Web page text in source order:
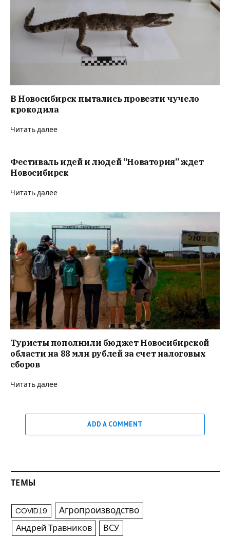
В Новосибирск пытались провезти чучело
крокодила
Читать далее
Фестиваль идей и людей “Новатория” ждет
Новосибирск
Читать далее
Туристы пополнили бюджет Новосибирской
области на 88 млн рублей за счет налоговых
сборов
Читать далее
ADD A COMMENT
ТЕМЫ
COVID19 Агропроизводство
Андрей Травников ВСУ